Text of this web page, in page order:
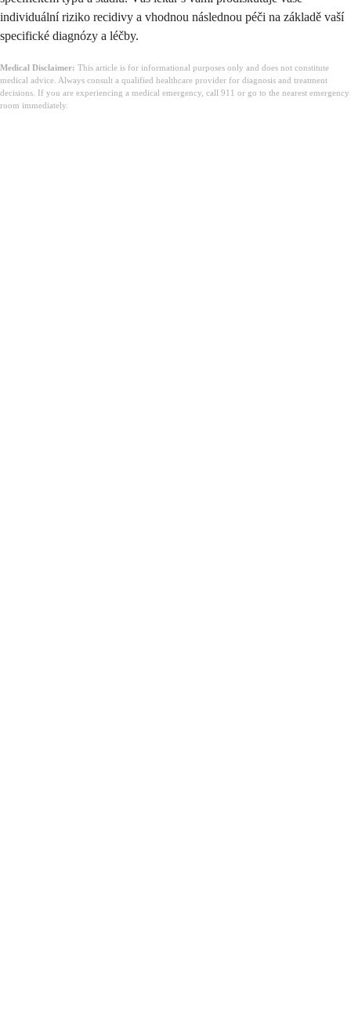
individuální riziko recidivy a vhodnou následnou péči na základě vaší
specifické diagnózy a léčby.
Medical Disclaimer: This article is for informational purposes only and does not constitute
medical advice. Always consult a qualified healthcare provider for diagnosis and treatment
decisions. If you are experiencing a medical emergency, call 911 or go to the nearest emergency
room immediately.